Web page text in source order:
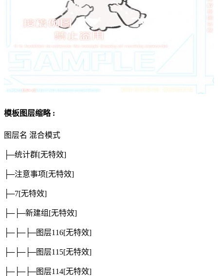
模板图层缩略 :
图层名 混合模式
├─统计群[无特效]
├─注意事项[无特效]
├─7[无特效]
├─├─新建组 [无特效]
├─├─├─图层116[无特效]
├─├─├─图层115[无特效]
├─├─├─图层114[无特效]